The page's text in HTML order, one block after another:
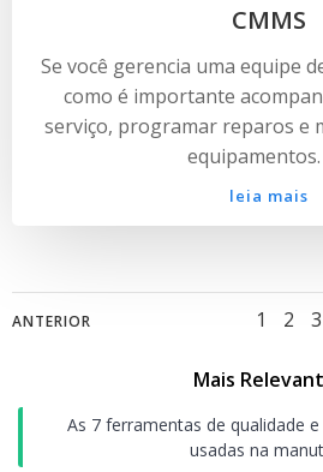
CMMS
Se você gerencia uma equipe
como é importante
serviço, programar reparos e
leia mais
Posts
navigation
ANTERIOR Page
1 Page
2 3
Mais
As 7 ferramentas de qualidade
usadas na